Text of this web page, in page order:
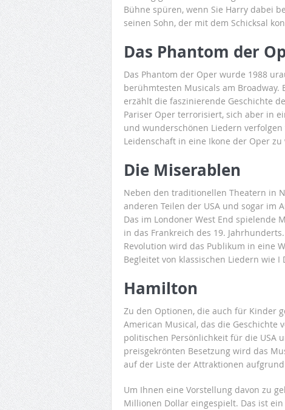
Bühne spüren, wenn Sie Harry dabei
seinen Sohn, der mit dem Schicksal
Das Phantom der
Das Phantom der Oper wurde 1988
berühmtesten Musicals am
erzählt die faszinierende Geschichte
Pariser Oper terrorisiert, sich aber in
und wunderschönen Liedern
Leidenschaft in eine Ikone der Oper
Die Miserablen
Neben den traditionellen Theatern in
anderen Teilen der USA und sogar im
Das im Londoner West End spielende
in das Frankreich des 19.
Revolution wird das Publikum in eine
Begleitet von klassischen Liedern wie
Hamilton
Zu den Optionen, die auch für Kinder
American Musical, das die Geschichte
politischen Persönlichkeit für die USA
preisgekrönten Besetzung wird das
auf der Liste der Attraktionen
Um Ihnen eine Vorstellung davon zu
Millionen Dollar eingespielt. Das ist